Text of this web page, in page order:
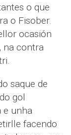
o que
o Fisober.
ocasión
na contra
saque de
gol
e unha
facendo